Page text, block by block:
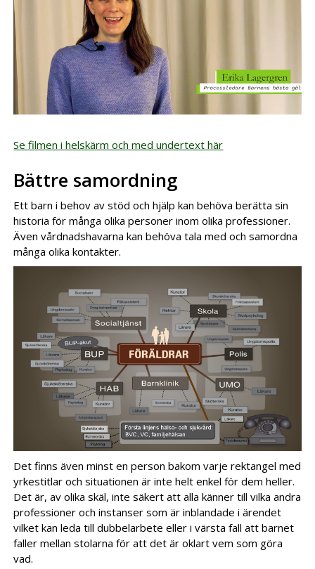
Se filmen i helskärm och med undertext här
Bättre samordning
Ett barn i behov av stöd och hjälp kan behöva berätta sin
historia för många olika personer inom olika professioner.
Även vårdnadshavarna kan behöva tala med och samordna
många olika kontakter.
Det finns även minst en person bakom varje rektangel med
yrkestitlar och situationen är inte helt enkel för dem heller.
Det är, av olika skäl, inte säkert att alla känner till vilka andra
professioner och instanser som är inblandade i ärendet
vilket kan leda till dubbelarbete eller i värsta fall att barnet
faller mellan stolarna för att det är oklart vem som göra
vad.